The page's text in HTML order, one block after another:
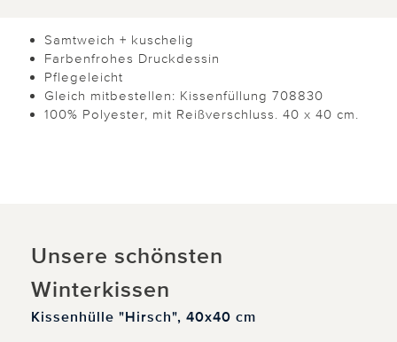
Samtweich + kuschelig
Farbenfrohes Druckdessin
Pflegeleicht
Gleich mitbestellen: Kissenfüllung 708830
100% Polyester, mit Reißverschluss. 40 x 40 cm.
Unsere schönsten
Winterkissen
Kissenhülle "Hirsch", 40x40 cm